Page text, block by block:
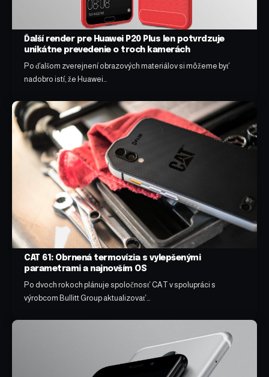
Ďalší render pre Huawei P20 Plus len potvrdzuje
unikátne prevedenie o troch kamerách
Po ďalšom zverejnení obrazových materiálov si môžeme byť
nadobro istí, že Huawei…
CAT 61: Obrnená termovízia s vylepšenými
parametrami a najnovším OS
Po dvoch rokoch plánuje spoločnosť CAT v spolupráci s
výrobcom Bullitt Group aktualizovať…